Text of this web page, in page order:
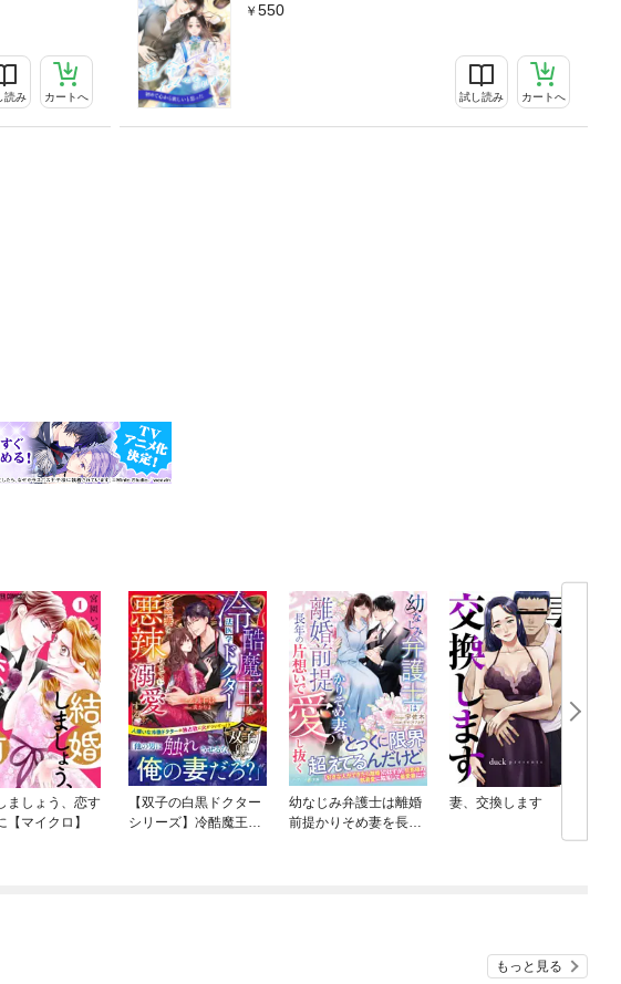
読み カートへ
550
試し読み カートへ
ましょう、恋す
【マイクロ】
【双子の白黒ドクター
シリーズ】冷酷魔王な
幼なじみ弁護士は離婚
前提かりそめ妻を長年
妻、交換します
もっと見る